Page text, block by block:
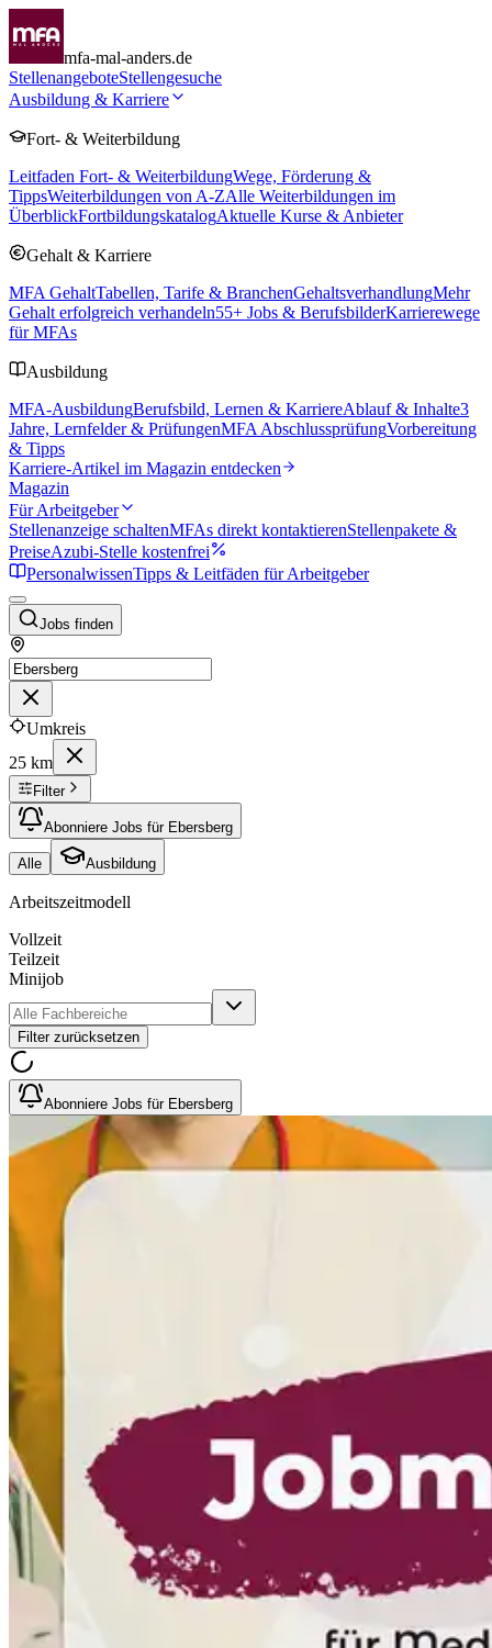
mfa-mal-anders.de
StellenangeboteStellengesuche
Ausbildung & Karriere
Fort- & Weiterbildung
Leitfaden Fort- & WeiterbildungWege, Förderung &
TippsWeiterbildungen von A-ZAlle Weiterbildungen im
ÜberblickFortbildungskatalogAktuelle Kurse & Anbieter
Gehalt & Karriere
MFA GehaltTabellen, Tarife & BranchenGehaltsverhandlungMehr
Gehalt erfolgreich verhandeln55+ Jobs & BerufsbilderKarrierewege
für MFAs
Ausbildung
MFA-AusbildungBerufsbild, Lernen & KarriereAblauf & Inhalte3
Jahre, Lernfelder & PrüfungenMFA AbschlussprüfungVorbereitung
& Tipps
Karriere-Artikel im Magazin entdecken
Magazin
Für Arbeitgeber
Stellenanzeige schaltenMFAs direkt kontaktierenStellenpakete &
PreiseAzubi-Stelle kostenfrei
PersonalwissenTipps & Leitfäden für Arbeitgeber
Jobs finden
Umkreis
25 km
Filter
Abonniere Jobs für Ebersberg
Alle Ausbildung
Arbeitszeitmodell
Vollzeit
Teilzeit
Minijob
Filter zurücksetzen
Abonniere Jobs für Ebersberg